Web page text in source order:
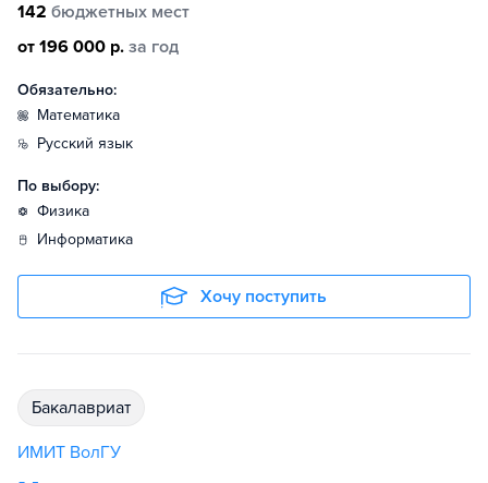
142 бюджетных мест
от 196 000 р. за год
Обязательно:
математика
русский язык
По выбору:
физика
информатика
Хочу поступить
бакалавриат
ИМИТ ВолГУ